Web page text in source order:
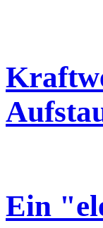
Ein